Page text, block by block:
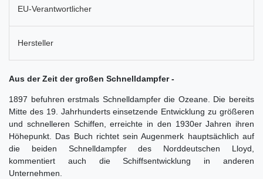
EU-Verantwortlicher
Hersteller
Aus der Zeit der großen Schnelldampfer -
1897 befuhren erstmals Schnelldampfer die Ozeane. Die bereits
Mitte des 19. Jahrhunderts einsetzende Entwicklung zu größeren
und schnelleren Schiffen, erreichte in den 1930er Jahren ihren
Höhepunkt. Das Buch richtet sein Augenmerk hauptsächlich auf
die beiden Schnelldampfer des Norddeutschen Lloyd,
kommentiert auch die Schiffsentwicklung in anderen
Unternehmen.